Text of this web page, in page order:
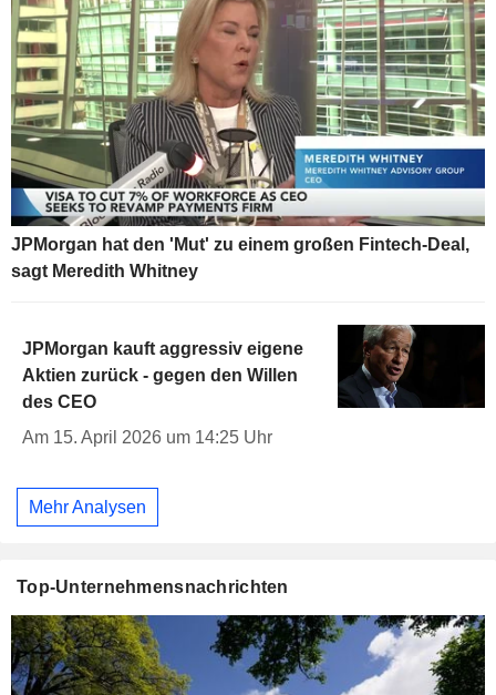
JPMorgan hat den 'Mut' zu einem großen Fintech-Deal,
sagt Meredith Whitney
JPMorgan kauft aggressiv eigene
Aktien zurück - gegen den Willen
des CEO
Am 15. April 2026 um 14:25 Uhr
Mehr Analysen
Top-Unternehmensnachrichten